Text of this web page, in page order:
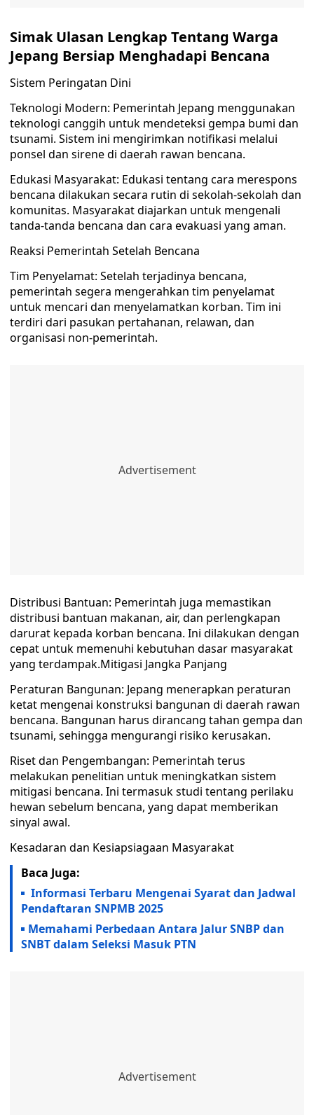
Simak Ulasan Lengkap Tentang Warga
Jepang Bersiap Menghadapi Bencana
Sistem Peringatan Dini
Teknologi Modern: Pemerintah Jepang menggunakan
teknologi canggih untuk mendeteksi gempa bumi dan
tsunami. Sistem ini mengirimkan notifikasi melalui
ponsel dan sirene di daerah rawan bencana.
Edukasi Masyarakat: Edukasi tentang cara merespons
bencana dilakukan secara rutin di sekolah-sekolah dan
komunitas. Masyarakat diajarkan untuk mengenali
tanda-tanda bencana dan cara evakuasi yang aman.
Reaksi Pemerintah Setelah Bencana
Tim Penyelamat: Setelah terjadinya bencana,
pemerintah segera mengerahkan tim penyelamat
untuk mencari dan menyelamatkan korban. Tim ini
terdiri dari pasukan pertahanan, relawan, dan
organisasi non-pemerintah.
Distribusi Bantuan: Pemerintah juga memastikan
distribusi bantuan makanan, air, dan perlengkapan
darurat kepada korban bencana. Ini dilakukan dengan
cepat untuk memenuhi kebutuhan dasar masyarakat
yang terdampak.Mitigasi Jangka Panjang
Peraturan Bangunan: Jepang menerapkan peraturan
ketat mengenai konstruksi bangunan di daerah rawan
bencana. Bangunan harus dirancang tahan gempa dan
tsunami, sehingga mengurangi risiko kerusakan.
Riset dan Pengembangan: Pemerintah terus
melakukan penelitian untuk meningkatkan sistem
mitigasi bencana. Ini termasuk studi tentang perilaku
hewan sebelum bencana, yang dapat memberikan
sinyal awal.
Kesadaran dan Kesiapsiagaan Masyarakat
Baca Juga:
Informasi Terbaru Mengenai Syarat dan Jadwal
Pendaftaran SNPMB 2025
Memahami Perbedaan Antara Jalur SNBP dan
SNBT dalam Seleksi Masuk PTN